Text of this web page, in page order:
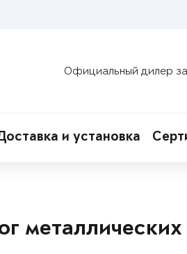
Официальный дилер
и установка